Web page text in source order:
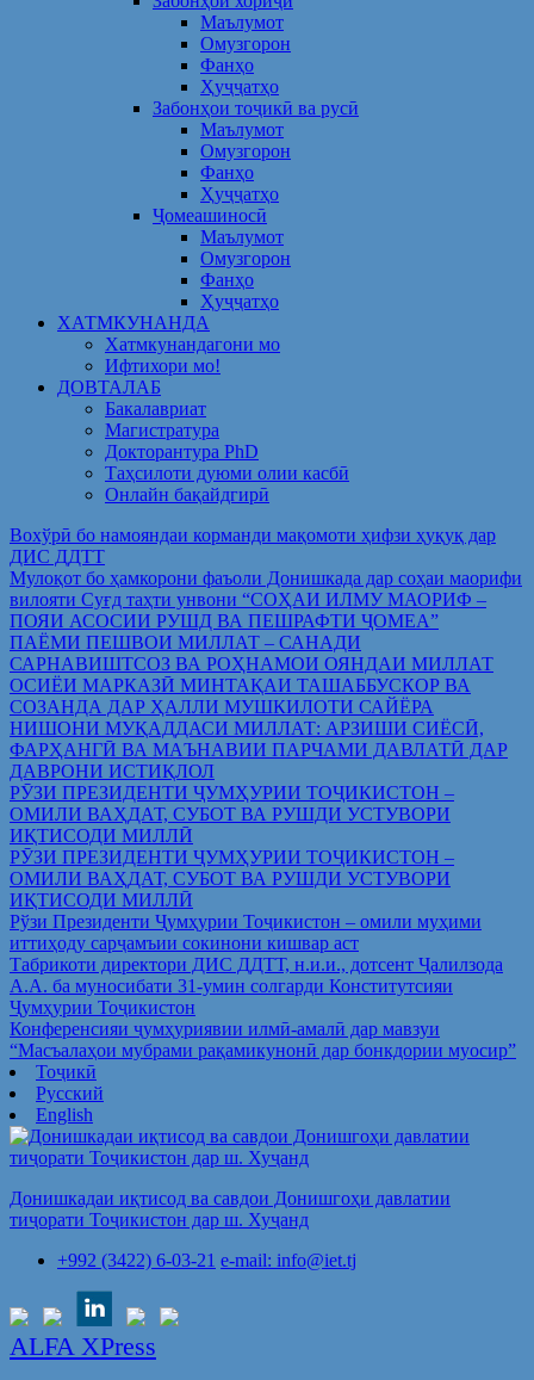
Маълумот
Омузгорон
Фанҳо
Ҳуҷҷатҳо
Забонҳои тоҷикӣ ва русӣ
Маълумот
Омузгорон
Фанҳо
Ҳуҷҷатҳо
Ҷомеашиносӣ
Маълумот
Омузгорон
Фанҳо
Ҳуҷҷатҳо
ХАТМКУНАНДА
Хатмкунандагони мо
Ифтихори мо!
ДОВТАЛАБ
Бакалавриат
Магистратура
Докторантура PhD
Таҳсилоти дуюми олии касбӣ
Онлайн бақайдгирӣ
Вохўрӣ бо намояндаи корманди мақомоти ҳифзи ҳуқуқ дар
ДИС ДДТТ
Мулоқот бо ҳамкорони фаъоли Донишкада дар соҳаи маорифи
вилояти Суғд таҳти унвони “СОҲАИ ИЛМУ МАОРИФ –
ПОЯИ АСОСИИ РУШД ВА ПЕШРАФТИ ҶОМЕА”
ПАЁМИ ПЕШВОИ МИЛЛАТ – САНАДИ
САРНАВИШТСОЗ ВА РОҲНАМОИ ОЯНДАИ МИЛЛАТ
ОСИЁИ МАРКАЗӢ МИНТАҚАИ ТАШАББУСКОР ВА
СОЗАНДА ДАР ҲАЛЛИ МУШКИЛОТИ САЙЁРА
НИШОНИ МУҚАДДАСИ МИЛЛАТ: АРЗИШИ СИЁСӢ,
ФАРҲАНГӢ ВА МАЪНАВИИ ПАРЧАМИ ДАВЛАТӢ ДАР
ДАВРОНИ ИСТИҚЛОЛ
РӮЗИ ПРЕЗИДЕНТИ ҶУМҲУРИИ ТОҶИКИСТОН –
ОМИЛИ ВАҲДАТ, СУБОТ ВА РУШДИ УСТУВОРИ
ИҚТИСОДИ МИЛЛӢ
РӮЗИ ПРЕЗИДЕНТИ ҶУМҲУРИИ ТОҶИКИСТОН –
ОМИЛИ ВАҲДАТ, СУБОТ ВА РУШДИ УСТУВОРИ
ИҚТИСОДИ МИЛЛӢ
Рўзи Президенти Ҷумҳурии Тоҷикистон – омили муҳими
иттиҳоду сарҷамъии сокинони кишвар аст
Табрикоти директори ДИС ДДТТ, н.и.и., дотсент Ҷалилзода
А.А. ба муносибати 31-умин солгарди Конститутсияи
Ҷумҳурии Тоҷикистон
Конференсияи ҷумҳуриявии илмӣ-амалӣ дар мавзуи
“Масъалаҳои мубрами рақамикунонӣ дар бонкдории муосир”
Тоҷикӣ
Русский
English
Донишкадаи иқтисод ва савдои Донишгоҳи давлатии
тиҷорати Тоҷикистон дар ш. Хуҷанд
+992 (3422) 6-03-21 e-mail: info@iet.tj
ALFA XPress